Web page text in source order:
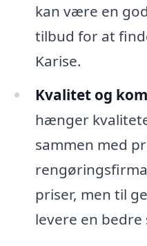
kan være en
tilbud for at
Karise.
Kvalitet og
hænger
sammen med
priser, men til
levere en bedre